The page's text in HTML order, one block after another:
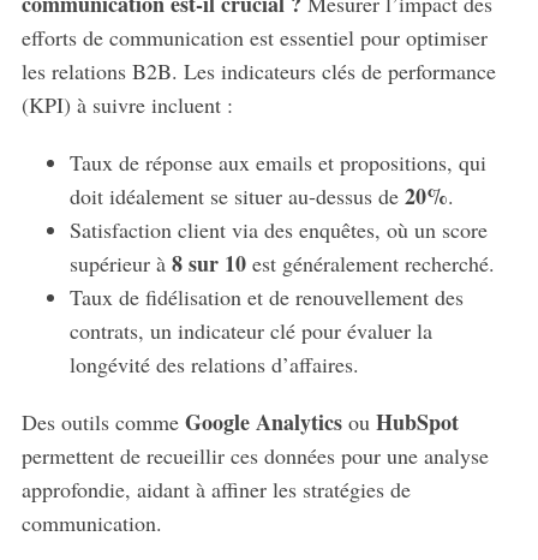
efforts de communication est essentiel pour optimiser
les relations B2B. Les indicateurs clés de performance
(KPI) à suivre incluent :
Taux de réponse aux emails et propositions, qui
doit idéalement se situer au-dessus de 20%.
Satisfaction client via des enquêtes, où un score
supérieur à 8 sur 10est généralement recherché.
Taux de fidélisation et de renouvellement des
contrats, un indicateur clé pour évaluer la
longévité des relations d’affaires.
Des outils comme Google Analyticsou HubSpot
permettent de recueillir ces données pour une analyse
approfondie, aidant à affiner les stratégies de
communication.